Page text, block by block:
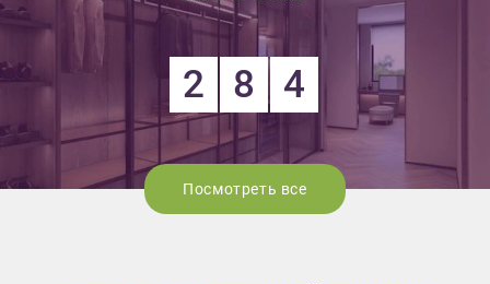
2 8 4
Посмотреть все